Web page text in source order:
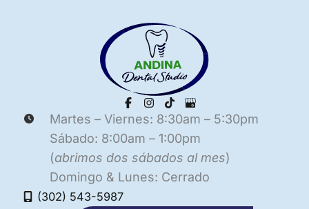
Martes – Viernes: 8:30am – 5:30pm
Sábado: 8:00am – 1:00pm
(abrimos dos sábados al mes)
Domingo & Lunes: Cerrado
(302) 543-5987